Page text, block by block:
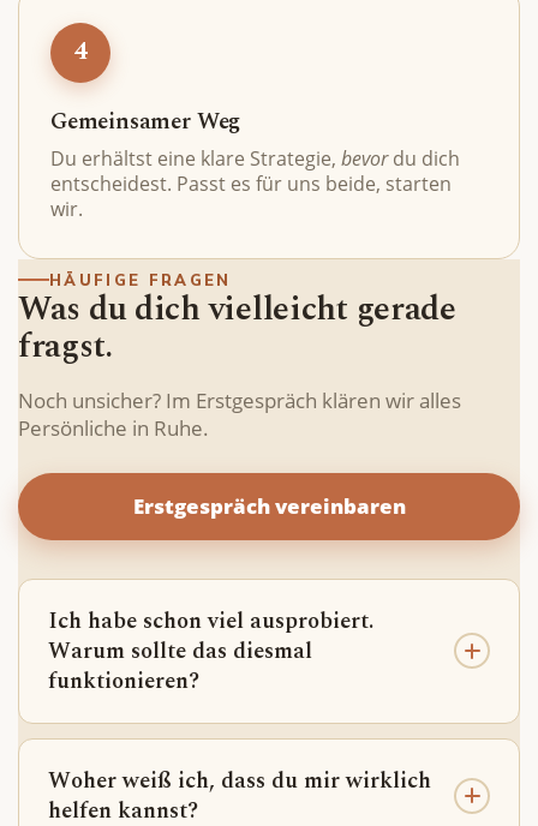
4
Gemeinsamer Weg
Du erhältst eine klare Strategie, bevordu dich
entscheidest. Passt es für uns beide, starten
wir.
HÄUFIGE FRAGEN
Was du dich vielleicht gerade
fragst.
Noch unsicher? Im Erstgespräch klären wir alles
Persönliche in Ruhe.
Erstgespräch vereinbaren
Ich habe schon viel ausprobiert.
Warum sollte das diesmal
funktionieren?
Weil du bisher wahrscheinlich versucht hast,
dahinter. Ich arbeite direkt mit den inneren
Mechanismen, die deine Angst, Zweifel und
Woher weiß ich, dass du mir wirklich
helfen kannst?